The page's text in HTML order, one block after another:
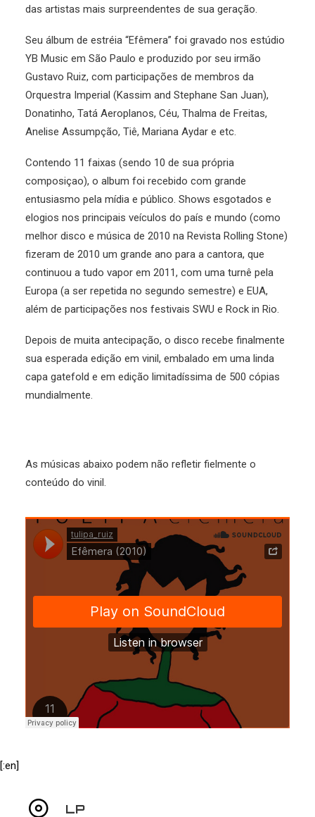
das artistas mais surpreendentes de sua geração.
Seu álbum de estréia “Efêmera” foi gravado nos estúdio
YB Music em São Paulo e produzido por seu irmão
Gustavo Ruiz, com participações de membros da
Orquestra Imperial (Kassim and Stephane San Juan),
Donatinho, Tatá Aeroplanos, Céu, Thalma de Freitas,
Anelise Assumpção, Tiê, Mariana Aydar e etc.
Contendo 11 faixas (sendo 10 de sua própria
composiçao), o album foi recebido com grande
entusiasmo pela mídia e público. Shows esgotados e
elogios nos principais veículos do país e mundo (como
melhor disco e música de 2010 na Revista Rolling Stone)
fizeram de 2010 um grande ano para a cantora, que
continuou a tudo vapor em 2011, com uma turnê pela
Europa (a ser repetida no segundo semestre) e EUA,
além de participações nos festivais SWU e Rock in Rio.
Depois de muita antecipação, o disco recebe finalmente
sua esperada edição em vinil, embalado em uma linda
capa gatefold e em edição limitadíssima de 500 cópias
mundialmente.
As músicas abaixo podem não refletir fielmente o
conteúdo do vinil.
[:en]
LP